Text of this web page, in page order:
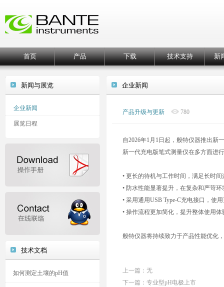
首页 产品 下载 技术支持 新
新闻与展览
企业新闻
展览日程
技术文档
如何测定土壤的pH值
企业新闻
产品升级与更新 780
自2026年1月1日起，般特仪器推出新
新一代充电版笔式测量仪在多方面进
• 更长的待机与工作时间，满足长时
• 防水性能显著提升，在复杂和严苛
• 采用通用USB Type-C充电接口，使
• 操作流程更加简化，提升整体使用体
般特仪器将持续致力于产品性能优化
上一篇：无
下一篇： 专业型pH电极上市